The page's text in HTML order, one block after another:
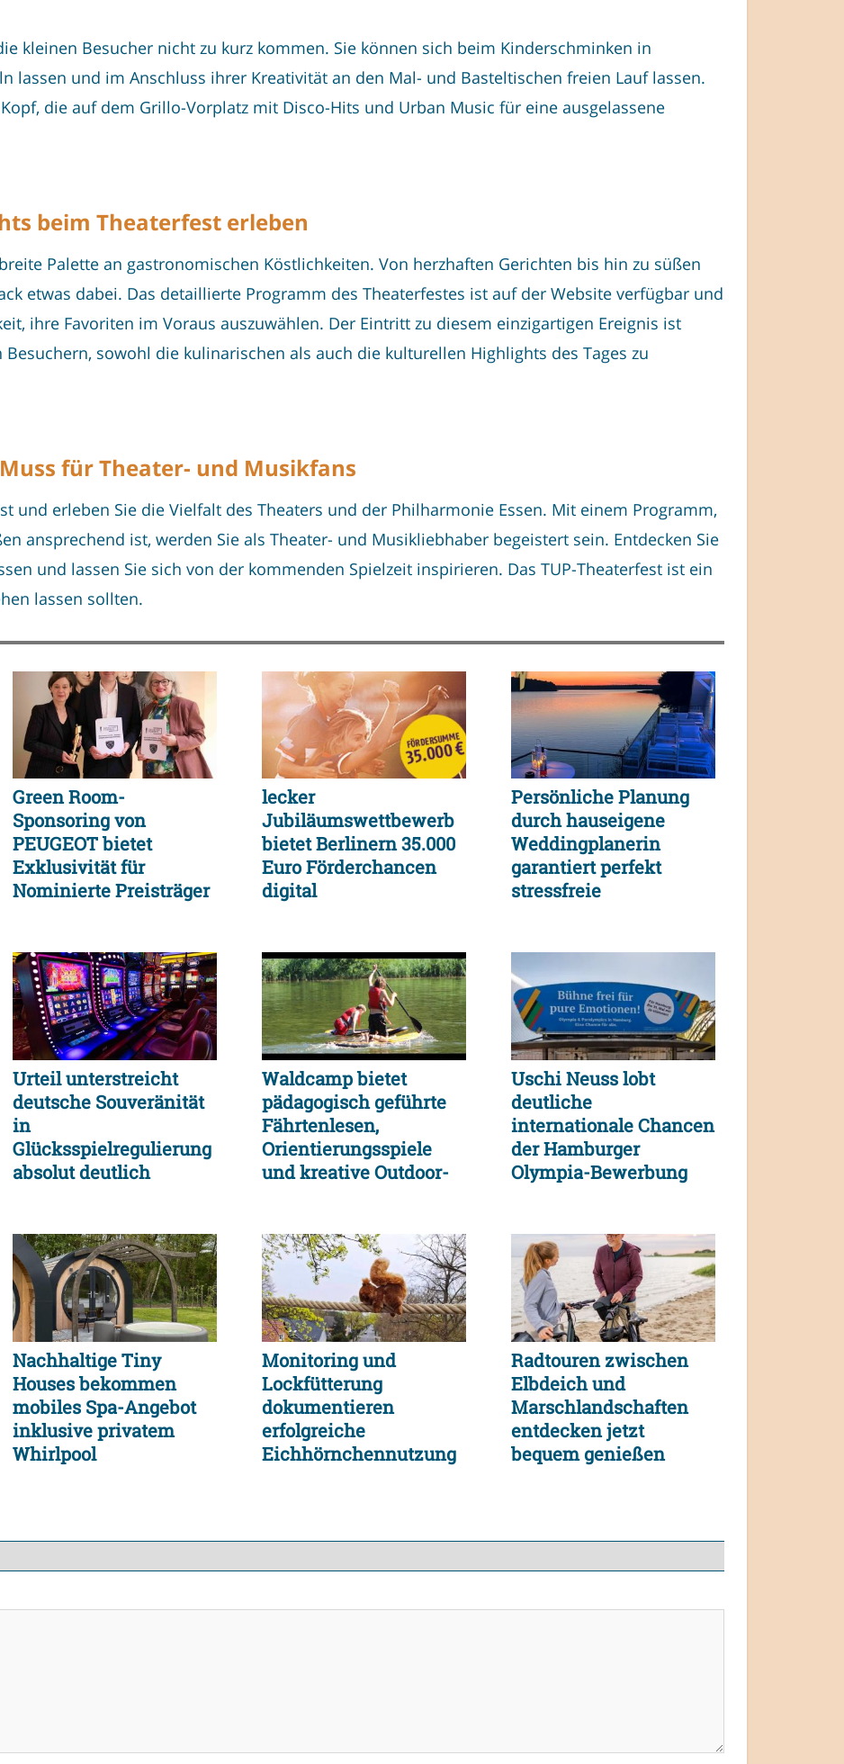
kleinen Besucher nicht zu kurz kommen. Sie können sich beim Kinderschminken in
lassen und im Anschluss ihrer Kreativität an den Mal- und Basteltischen freien Lauf lassen.
die auf dem Grillo-Vorplatz mit Disco-Hits und Urban Music für eine ausgelassene
beim Theaterfest erleben
Palette an gastronomischen Köstlichkeiten. Von herzhaften Gerichten bis hin zu süßen
etwas dabei. Das detaillierte Programm des Theaterfestes ist auf der Website verfügbar und
ihre Favoriten im Voraus auszuwählen. Der Eintritt zu diesem einzigartigen Ereignis ist
sowohl die kulinarischen als auch die kulturellen Highlights des Tages zu
für Theater- und Musikfans
und erleben Sie die Vielfalt des Theaters und der Philharmonie Essen. Mit einem Programm,
ansprechend ist, werden Sie als Theater- und Musikliebhaber begeistert sein. Entdecken Sie
und lassen Sie sich von der kommenden Spielzeit inspirieren. Das TUP-Theaterfest ist ein
lassen sollten.
Green Room-
Sponsoring von
PEUGEOT bietet
Exklusivität für
Nominierte Preisträger
lecker
Jubiläumswettbewerb
bietet Berlinern 35.000
Euro Förderchancen
digital
Persönliche Planung
durch hauseigene
Weddingplanerin
garantiert perfekt
stressfreie
Urteil unterstreicht
deutsche Souveränität
in
Glücksspielregulierung
absolut deutlich
Waldcamp bietet
pädagogisch geführte
Fährtenlesen,
Orientierungsspiele
und kreative Outdoor-
Uschi Neuss lobt
deutliche
internationale Chancen
der Hamburger
Olympia-Bewerbung
Nachhaltige Tiny
Houses bekommen
mobiles Spa-Angebot
inklusive privatem
Whirlpool
Monitoring und
Lockfütterung
dokumentieren
erfolgreiche
Eichhörnchennutzung
Radtouren zwischen
Elbdeich und
Marschlandschaften
entdecken jetzt
bequem genießen